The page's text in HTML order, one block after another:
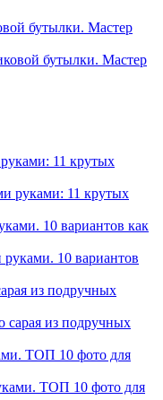
бутылки. Мастер
11 крутых
10 вариантов как
из подручных
ТОП 10 фото для